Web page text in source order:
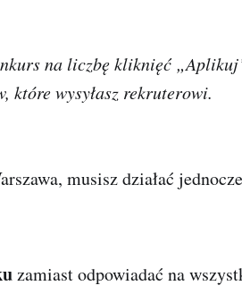
na liczbę kliknięć
które wysyłasz rekruterowi.
musisz działać
zamiast odpowiadać na